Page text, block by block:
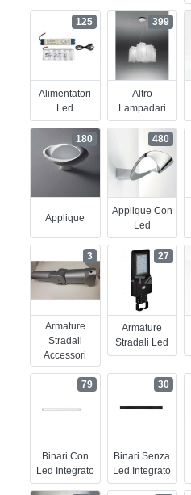
Alimentatori
Led
125
Altro
Lampadari
399
Applique
180
Applique Con
Led
480
Armature
Stradali
Accessori
3
Armature
Stradali Led
27
Binari Con
Led Integrato
79
Binari Senza
Led Integrato
30